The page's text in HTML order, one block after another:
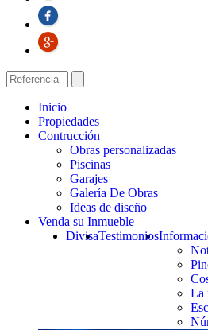
Inicio
Propiedades
Contrucción
Obras personalizadas
Piscinas
Garajes
Galería De Obras
Ideas de diseño
Venda su Inmueble
La
Testimonios
Divisa